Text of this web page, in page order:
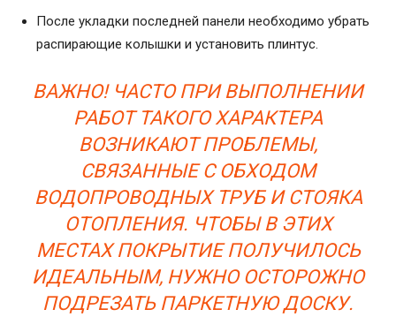
После укладки последней панели необходимо убрать
распирающие колышки и установить плинтус.
ВАЖНО! ЧАСТО ПРИ ВЫПОЛНЕНИИ
РАБОТ ТАКОГО ХАРАКТЕРА
ВОЗНИКАЮТ ПРОБЛЕМЫ,
СВЯЗАННЫЕ С ОБХОДОМ
ВОДОПРОВОДНЫХ ТРУБ И СТОЯКА
ОТОПЛЕНИЯ. ЧТОБЫ В ЭТИХ
МЕСТАХ ПОКРЫТИЕ ПОЛУЧИЛОСЬ
ИДЕАЛЬНЫМ, НУЖНО ОСТОРОЖНО
ПОДРЕЗАТЬ ПАРКЕТНУЮ ДОСКУ.